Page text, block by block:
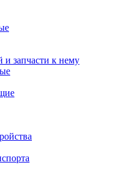
и запчасти к нему